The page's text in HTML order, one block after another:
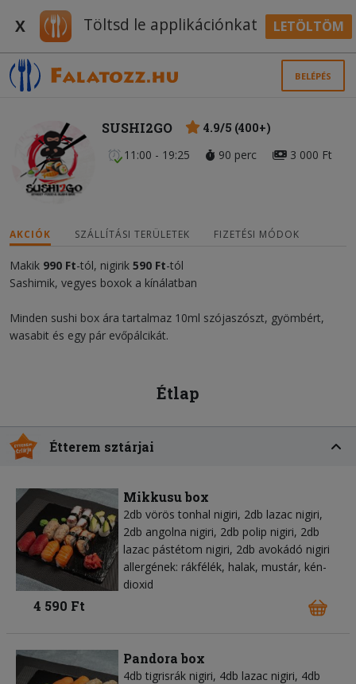
X Töltsd le applikációnkat LETÖLTÖM
BELÉPÉS
SUSHI2GO
4.9/5 (400+)
11:00 - 19:25
90 perc 3 000 Ft
AKCIÓK SZÁLLÍTÁSI TERÜLETEK FIZETÉSI MÓDOK
Makik 990 Ft-tól, nigirik 590 Ft-tól
Sashimik, vegyes boxok a kínálatban
Minden sushi box ára tartalmaz 10ml szójaszószt, gyömbért,
wasabit és egy pár evőpálcikát.
Étlap
Étterem sztárjai
Mikkusu box
2db vörös tonhal nigiri, 2db lazac nigiri,
2db angolna nigiri, 2db polip nigiri, 2db
lazac pástétom nigiri, 2db avokádó nigiri
allergének: rákfélék, halak, mustár, kén-
dioxid
4 590 Ft
Pandora box
4db tigrisrák nigiri, 4db lazac nigiri, 4db